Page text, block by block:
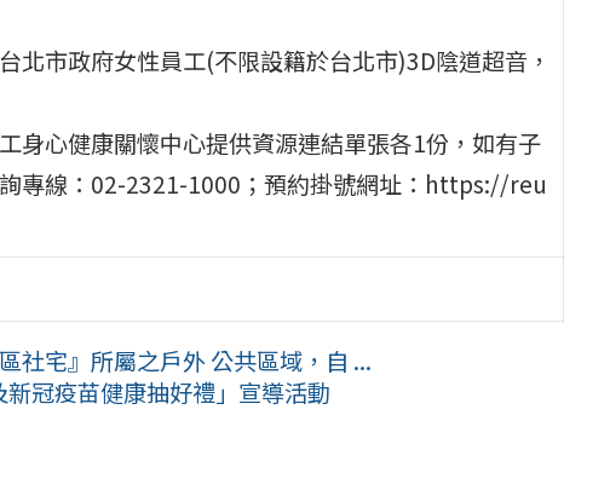
北市政府女性員工(不限設籍於台北市)3D陰道超音，
身心健康關懷中心提供資源連結單張各1份，如有子
專線：02-2321-1000；預約掛號網址：https://reu
社宅』所屬之戶外 公共區域，自 ...
冠疫苗健康抽好禮」宣導活動